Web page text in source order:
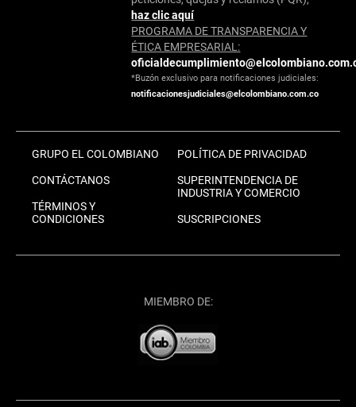
haz clic aquí
PROGRAMA DE TRANSPARENCIA Y
ÉTICA EMPRESARIAL:
*Buzón exclusivo para notificaciones judiciales:
notificacionesjudiciales@elcolombiano.com.co
GRUPO EL COLOMBIANO
CONTÁCTANOS
TÉRMINOS Y
CONDICIONES
POLÍTICA DE PRIVACIDAD
SUPERINTENDENCIA DE
INDUSTRIA Y COMERCIO
SUSCRIPCIONES
MIEMBRO DE: